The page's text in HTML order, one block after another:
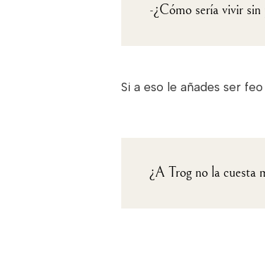
-¿Cómo sería vivir sin
Si a eso le añades ser
¿A Trog no la cuesta